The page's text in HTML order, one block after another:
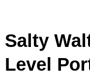
Salty
Level